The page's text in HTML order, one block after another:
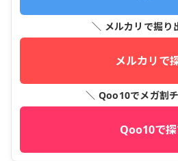
＼ メルカリで掘り
メルカリで
＼ Qoo10でメガ割
Qoo10で